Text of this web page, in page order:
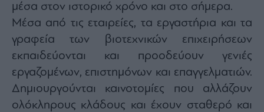
μέσα στον ιστορικό χρόνο και στο σήμερα.
Μέσα από τις εταιρείες, τα εργαστήρια και τα
γραφεία των βιοτεχνικών επιχειρήσεων
εκπαιδεύονται και προοδεύουν γενιές
εργαζομένων, επιστημόνων και επαγγελματιών.
Δημιουργούνται καινοτομίες που αλλάζουν
ολόκληρους κλάδους και έχουν σταθερό και